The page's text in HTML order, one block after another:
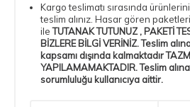
Kargo teslimatı sırasında
teslim alınız. Hasar gören
ileTUTANAK TUTUNUZ , PAKETİ
BİZLERE BİLGİ VERİNİZ. Teslim
kapsamı dışında kalmaktadır
YAPILAMAMAKTADIR. Teslim
sorumluluğu kullanıcıya aittir.